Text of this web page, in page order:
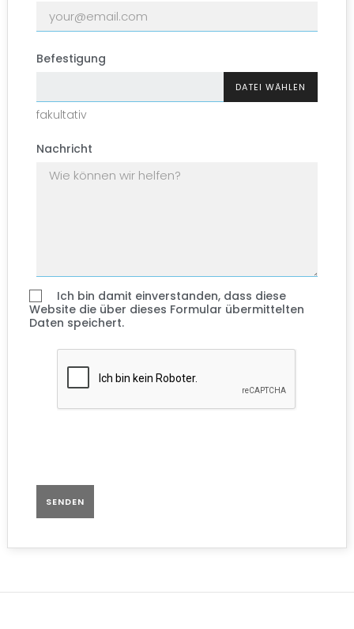
Befestigung
DATEI WÄHLEN
fakultativ
Nachricht
Ich bin damit einverstanden, dass diese
Website die über dieses Formular übermittelten
Daten speichert.